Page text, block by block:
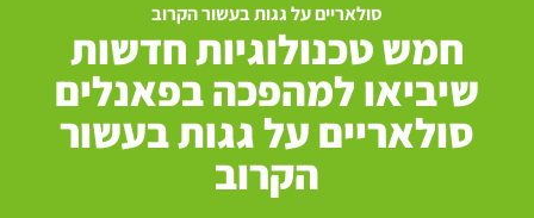
סולאריים על גגות בעשור הקרוב
חמש טכנולוגיות חדשות
שיביאו למהפכה בפאנלים
סולאריים על גגות בעשור
הקרוב